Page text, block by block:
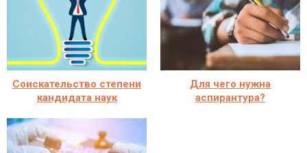
Соискательство степени
кандидата наук
Для чего нужна
аспирантура?